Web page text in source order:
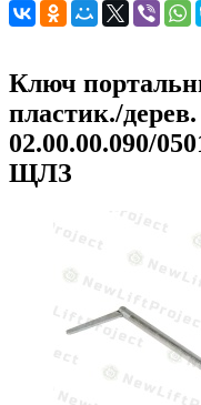
Ключ
пластик./
02.00.00.090/
ЩЛЗ